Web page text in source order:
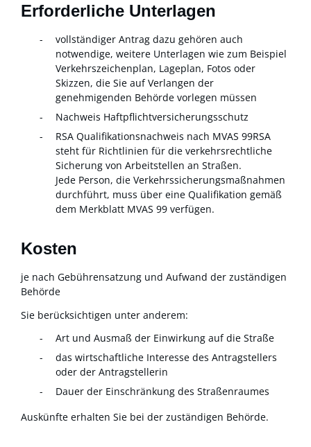
Erforderliche Unterlagen
vollständiger Antrag dazu gehören auch
notwendige, weitere Unterlagen wie zum Beispiel
Verkehrszeichenplan, Lageplan, Fotos oder
Skizzen, die Sie auf Verlangen der
genehmigenden Behörde vorlegen müssen
Nachweis Haftpflichtversicherungsschutz
RSA Qualifikationsnachweis nach MVAS 99RSA
steht für Richtlinien für die verkehrsrechtliche
Sicherung von Arbeitstellen an Straßen.
Jede Person, die Verkehrssicherungsmaßnahmen
durchführt, muss über eine Qualifikation gemäß
dem Merkblatt MVAS 99 verfügen.
Kosten
je nach Gebührensatzung und Aufwand der zuständigen
Behörde
Sie berücksichtigen unter anderem:
Art und Ausmaß der Einwirkung auf die Straße
das wirtschaftliche Interesse des Antragstellers
oder der Antragstellerin
Dauer der Einschränkung des Straßenraumes
Auskünfte erhalten Sie bei der zuständigen Behörde.